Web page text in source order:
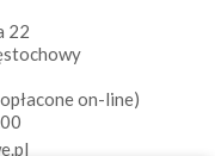
22
on-line)